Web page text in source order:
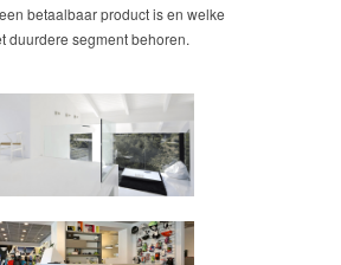
betaalbaar product is en welke
duurdere segment behoren.